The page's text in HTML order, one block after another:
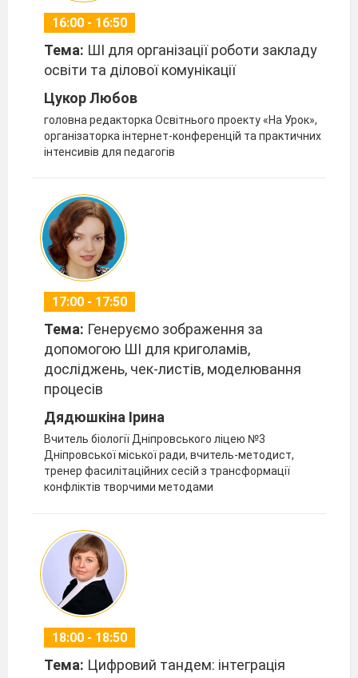
16:00 - 16:50
Тема: ШІ для організації роботи закладу
освіти та ділової комунікації
Цукор Любов
головна редакторка Освітнього проекту «На Урок»,
організаторка інтернет-конференцій та практичних
інтенсивів для педагогів
17:00 - 17:50
Тема: Генеруємо зображення за
допомогою ШІ для криголамів,
досліджень, чек-листів, моделювання
процесів
Дядюшкіна Ірина
Вчитель біології Дніпровського ліцею №3
Дніпровської міської ради, вчитель-методист,
тренер фасилітаційних сесій з трансформації
конфліктів творчими методами
18:00 - 18:50
Тема: Цифровий тандем: інтеграція